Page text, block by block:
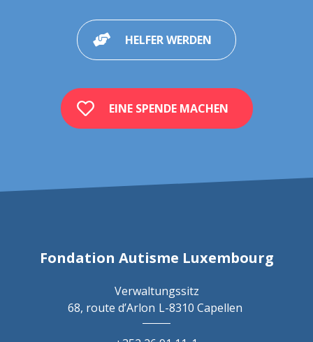
HELFER WERDEN
EINE SPENDE MACHEN
Fondation Autisme Luxembourg
Verwaltungssitz
68, route d’Arlon L-8310 Capellen